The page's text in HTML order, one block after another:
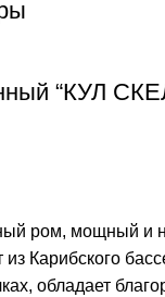
“КУЛ
ром, мощный и
из Карибского
обладает